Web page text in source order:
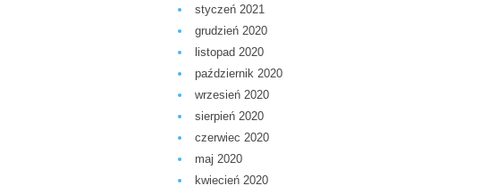
styczeń 2021
grudzień 2020
listopad 2020
październik 2020
wrzesień 2020
sierpień 2020
czerwiec 2020
maj 2020
kwiecień 2020